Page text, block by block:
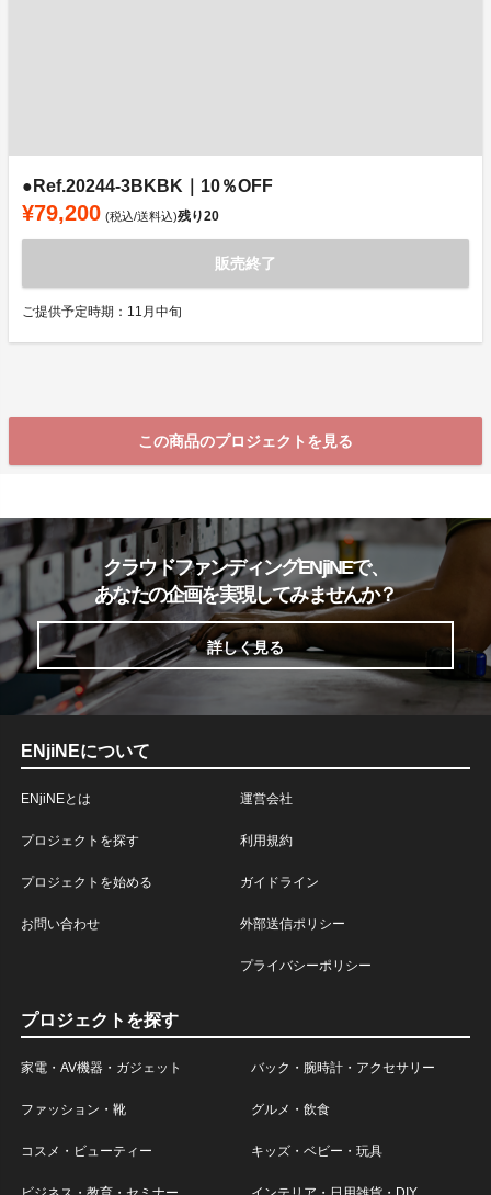
●Ref.20244-3BKBK｜10％OFF
¥79,200 (税込/送料込)残り20
販売終了
ご提供予定時期：11月中旬
この商品のプロジェクトを見る
クラウドファンディングENjiNEで、
あなたの企画を実現してみませんか？
詳しく見る
ENjiNEについて
ENjiNEとは
プロジェクトを探す
プロジェクトを始める
お問い合わせ
運営会社
利用規約
ガイドライン
外部送信ポリシー
プライバシーポリシー
プロジェクトを探す
家電・AV機器・ガジェット バック・腕時計・アクセサリー
ファッション・靴 グルメ・飲食
コスメ・ビューティー キッズ・ベビー・玩具